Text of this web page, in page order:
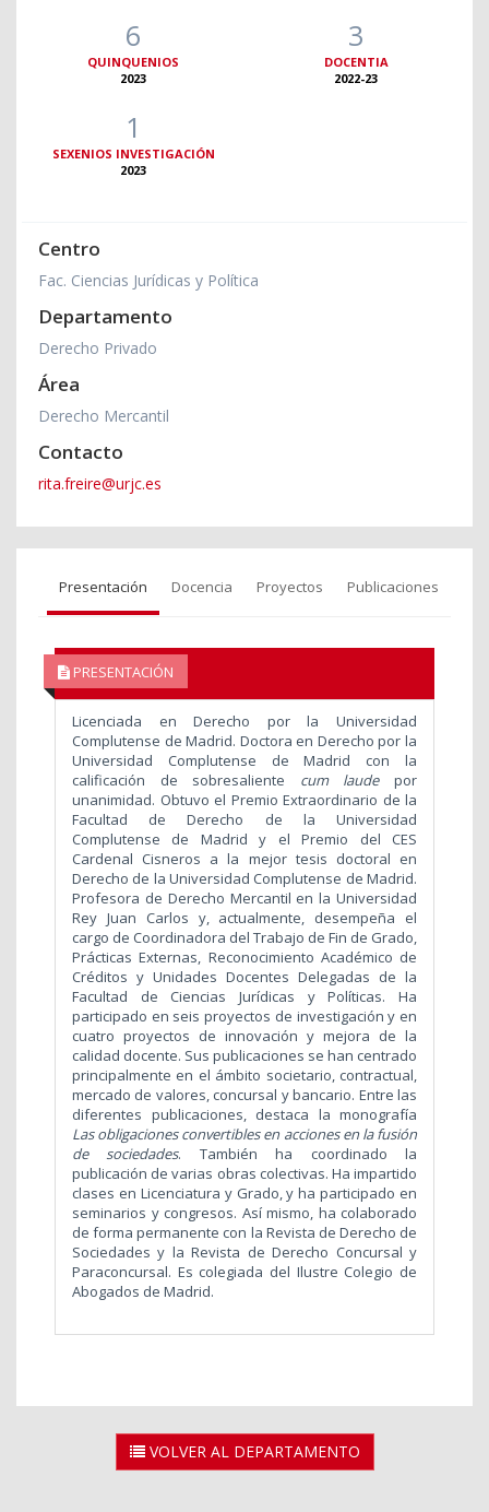
6
QUINQUENIOS
2023
3
DOCENTIA
2022-23
1
SEXENIOS INVESTIGACIÓN
2023
Centro
Fac. Ciencias Jurídicas y Política
Departamento
Derecho Privado
Área
Derecho Mercantil
Contacto
rita.freire@urjc.es
Presentación Docencia Proyectos Publicaciones
PRESENTACIÓN
Licenciada en Derecho por la Universidad
Complutense de Madrid. Doctora en Derecho por la
Universidad Complutense de Madrid con la
calificación de sobresaliente cum laudepor
unanimidad. Obtuvo el Premio Extraordinario de la
Facultad de Derecho de la Universidad
Complutense de Madrid y el Premio del CES
Cardenal Cisneros a la mejor tesis doctoral en
Derecho de la Universidad Complutense de Madrid.
Profesora de Derecho Mercantil en la Universidad
Rey Juan Carlos y, actualmente, desempeña el
cargo de Coordinadora del Trabajo de Fin de Grado,
Prácticas Externas, Reconocimiento Académico de
Créditos y Unidades Docentes Delegadas de la
Facultad de Ciencias Jurídicas y Políticas. Ha
participado en seis proyectos de investigación y en
cuatro proyectos de innovación y mejora de la
calidad docente. Sus publicaciones se han centrado
principalmente en el ámbito societario, contractual,
mercado de valores, concursal y bancario. Entre las
diferentes publicaciones, destaca la monografía
Las obligaciones convertibles en acciones en la fusión
de sociedades. También ha coordinado la
publicación de varias obras colectivas. Ha impartido
clases en Licenciatura y Grado, y ha participado en
seminarios y congresos. Así mismo, ha colaborado
de forma permanente con la Revista de Derecho de
Sociedades y la Revista de Derecho Concursal y
Paraconcursal. Es colegiada del Ilustre Colegio de
Abogados de Madrid.
VOLVER AL DEPARTAMENTO